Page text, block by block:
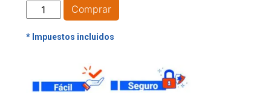
TIJERA
FLORICULTURA
DE
UYUSTOOLS
cantidad
Comprar